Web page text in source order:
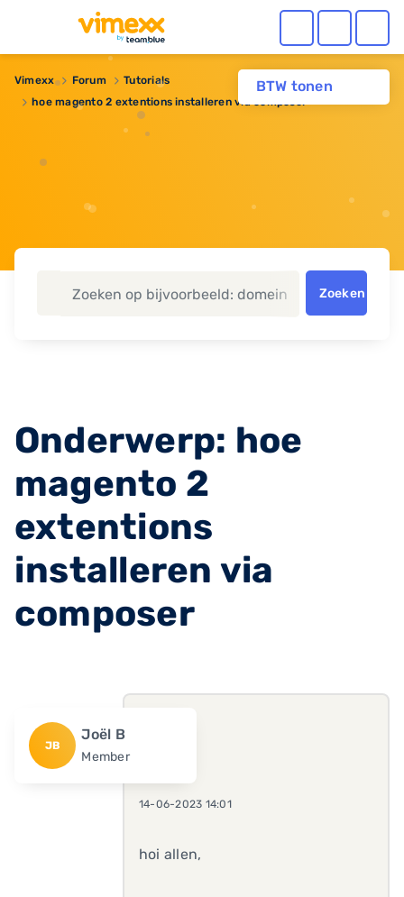
BTW tonen
Vimexx Forum
Tutorials
hoe magento 2 extentions installeren via composer
Zoeken
Onderwerp: hoe
magento 2
extentions
installeren via
composer
JB
Joël B
Member
14-06-2023 14:01
hoi allen,